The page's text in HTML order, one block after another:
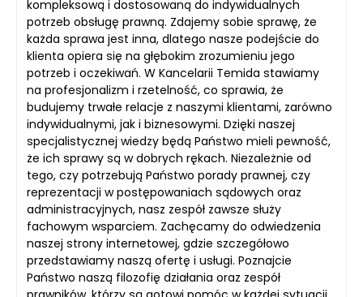
kompleksową i dostosowaną do indywidualnych
potrzeb obsługę prawną. Zdajemy sobie sprawę, że
każda sprawa jest inna, dlatego nasze podejście do
klienta opiera się na głębokim zrozumieniu jego
potrzeb i oczekiwań. W Kancelarii Temida stawiamy
na profesjonalizm i rzetelność, co sprawia, że
budujemy trwałe relacje z naszymi klientami, zarówno
indywidualnymi, jak i biznesowymi. Dzięki naszej
specjalistycznej wiedzy będą Państwo mieli pewność,
że ich sprawy są w dobrych rękach. Niezależnie od
tego, czy potrzebują Państwo porady prawnej, czy
reprezentacji w postępowaniach sądowych oraz
administracyjnych, nasz zespół zawsze służy
fachowym wsparciem. Zachęcamy do odwiedzenia
naszej strony internetowej, gdzie szczegółowo
przedstawiamy naszą ofertę i usługi. Poznajcie
Państwo naszą filozofię działania oraz zespół